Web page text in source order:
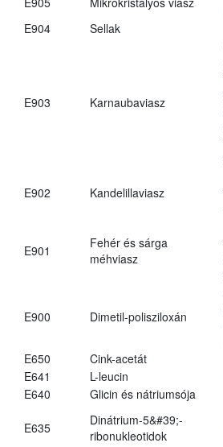
E904
Sellak
E903 Karnaubaviasz
E902 Kandelillaviasz
E901
Fehér és sárga
méhviasz
E900 Dimetil-polisziloxán
E650
Cink-acetát
E641
L-leucin
E640
Glicin és nátriumsója
E635
Dinátrium-5&#39;-
ribonukleotidok